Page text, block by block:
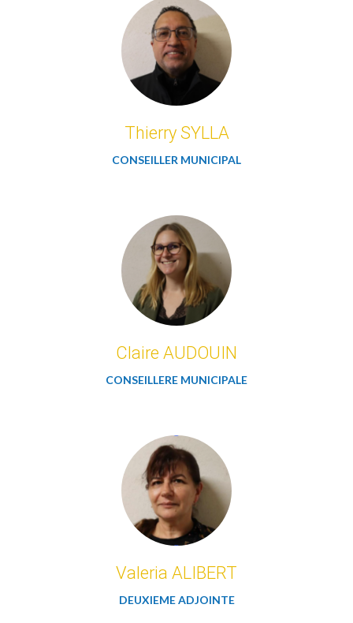
Thierry SYLLA
CONSEILLER MUNICIPAL
Claire AUDOUIN
CONSEILLERE MUNICIPALE
Valeria ALIBERT
DEUXIEME ADJOINTE